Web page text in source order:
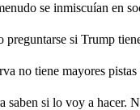
se inmiscuían en
preguntarse si Trump
no tiene mayores
saben si lo voy a hacer.